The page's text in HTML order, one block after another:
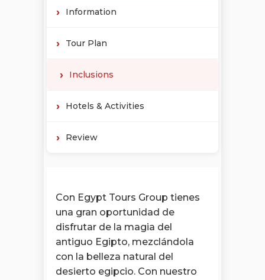
Information
Tour Plan
Inclusions
Hotels & Activities
Review
Con Egypt Tours Group tienes
una gran oportunidad de
disfrutar de la magia del
antiguo Egipto, mezclándola
con la belleza natural del
desierto egipcio. Con nuestro